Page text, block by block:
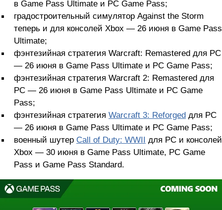
в Game Pass Ultimate и PC Game Pass;
градостроительный симулятор Against the Storm
теперь и для консолей Xbox — 26 июня в Game Pass
Ultimate;
фэнтезийная стратегия Warcraft: Remastered для PC
— 26 июня в Game Pass Ultimate и PC Game Pass;
фэнтезийная стратегия Warcraft 2: Remastered для
PC — 26 июня в Game Pass Ultimate и PC Game
Pass;
фэнтезийная стратегия Warcraft 3: Reforged для PC
— 26 июня в Game Pass Ultimate и PC Game Pass;
военный шутер Call of Duty: WWII для PC и консолей
Xbox — 30 июня в Game Pass Ultimate, PC Game
Pass и Game Pass Standard.